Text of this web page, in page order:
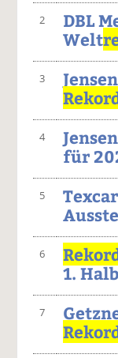
2
DBL
Welt
3
4
für
5
6
1.
7